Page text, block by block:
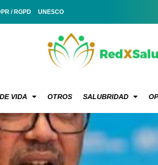
/ RGPD UNESCO
VIDA OTROS SALUBRIDAD